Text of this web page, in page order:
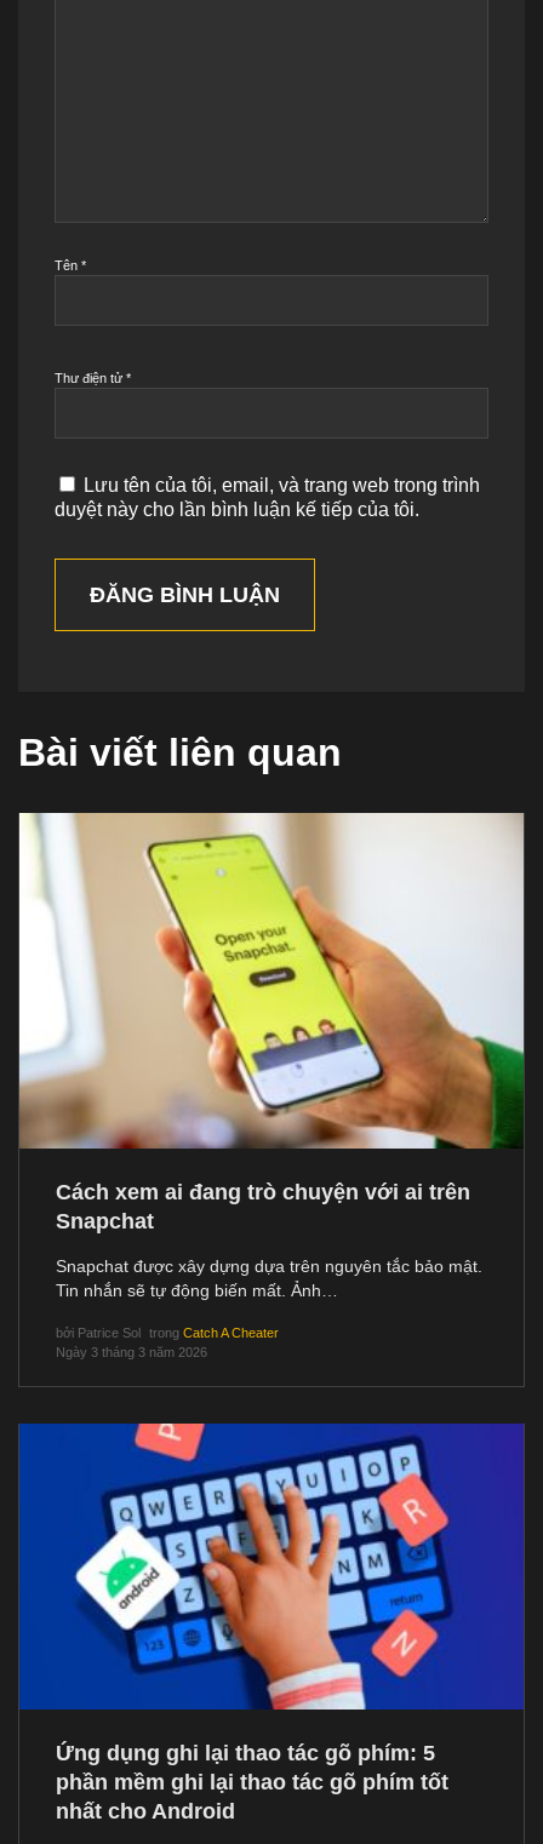
Tên *
Thư điện tử *
Lưu tên của tôi, email, và trang web trong trình
duyệt này cho lần bình luận kế tiếp của tôi.
ĐĂNG BÌNH LUẬN
Bài viết liên quan
Cách xem ai đang trò chuyện với ai trên
Snapchat
Snapchat được xây dựng dựa trên nguyên tắc bảo mật.
Tin nhắn sẽ tự động biến mất. Ảnh…
bởi Patrice Sol trong Catch A Cheater
Ngày 3 tháng 3 năm 2026
Ứng dụng ghi lại thao tác gõ phím: 5
phần mềm ghi lại thao tác gõ phím tốt
nhất cho Android